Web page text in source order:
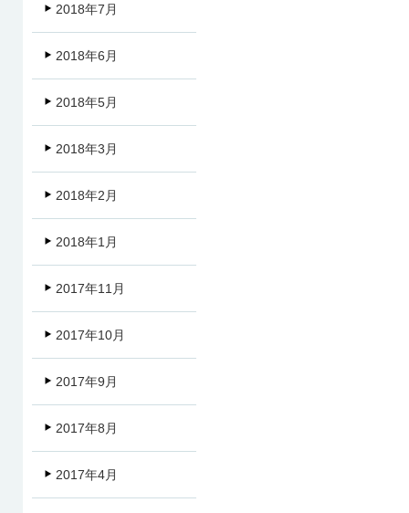
2018年7月
2018年6月
2018年5月
2018年3月
2018年2月
2018年1月
2017年11月
2017年10月
2017年9月
2017年8月
2017年4月